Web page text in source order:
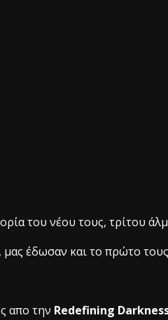
του νέου τους, τρίτου
μας έδωσαν και το πρώτο
απο την Redefining